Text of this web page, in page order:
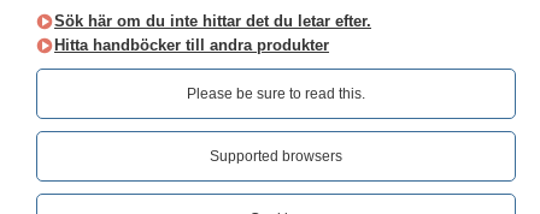
Sök här om du inte hittar det du letar efter.
Hitta handböcker till andra produkter
Please be sure to read this.‎
Supported browsers